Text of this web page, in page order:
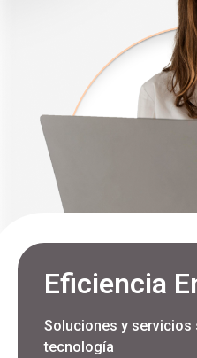
Eficiencia
Soluciones y servicios
tecnología